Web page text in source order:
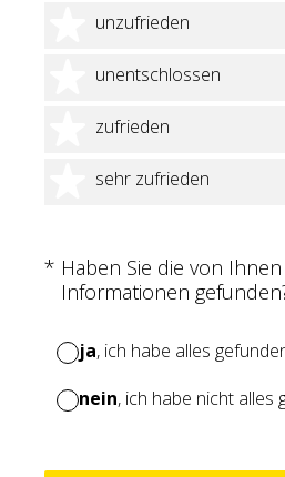
unzufrieden
2 Sterne
unentschlossen
3 Sterne
zufrieden
4 Sterne
sehr zufrieden
5 Sterne
* Haben Sie die von
Informationen
(Erforderlich.)
ja, ich habe alles
nein, ich habe nicht alles